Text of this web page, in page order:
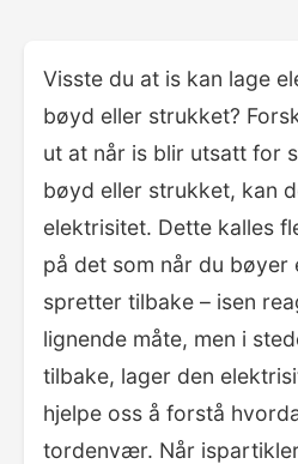
Visste du at is kan lage
bøyd eller strukket?
ut at når is blir utsatt for
bøyd eller strukket, kan
elektrisitet. Dette kalles
på det som når du bøyer
spretter tilbake – isen
lignende måte, men i
tilbake, lager den
hjelpe oss å forstå
tordenvær. Når